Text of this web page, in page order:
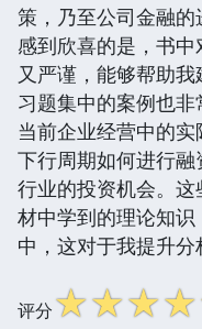
策，乃至公司金融
感到欣喜的是，书
又严谨，能够帮助我
习题集中的案例也
当前企业经营中的
下行周期如何进行
行业的投资机会。
材中学到的理论知
中，这对于我提升分
评分☆☆☆☆